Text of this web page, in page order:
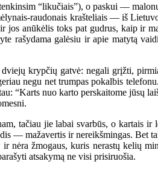
“likučiais”), o paskui —
raudonais krašteliais — iš
jos anūkėlis toks pat gudrus, kaip ir
rašydama galėsiu ir apie matytą
krypčių gatvė: negali grįžti,
negu net trumpas pokalbis
“Karts nuo karto perskaitome
tačiau jie labai svarbūs, o kartais ir
— mažavertis ir nereikšmingas.
nėra žmogaus, kuris nerastų kelių
atsakymą ne visi prisiruošia.